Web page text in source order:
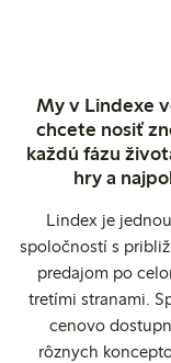
My v Lindexe
chcete nosiť
každú fázu
hry a
Lindex je
spoločností s
predajom po
tretími stranami.
cenovo
rôznych